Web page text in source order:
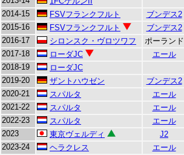
2014-15
FSVフランクフルト ブンデス2
2015-16
FSVフランクフルト ブンデス2
2016-17
シロンスク・ヴロツワフ
ポーランド
2017-18
ローダJC エール
2018-19
ローダJC
2019-20
ザントハウゼン ブンデス2
2020-21
スパルタ エール
2021-22
スパルタ エール
2022-23
スパルタ エール
2023
東京ヴェルディ J2
2023-24
ヘラクレス エール